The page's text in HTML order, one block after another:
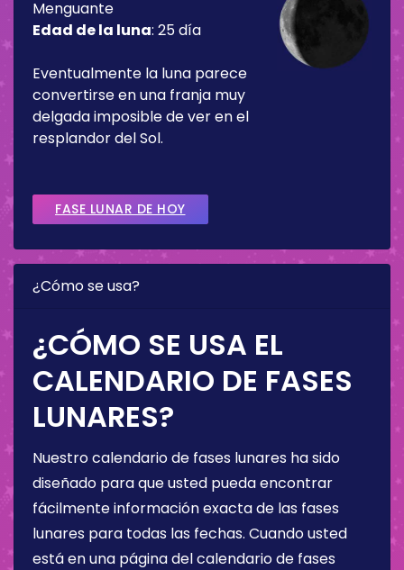
Menguante
Edad de la luna: 25 día
Eventualmente la luna parece
convertirse en una franja muy
delgada imposible de ver en el
resplandor del Sol.
FASE LUNAR DE HOY
¿Cómo se usa?
¿CÓMO SE USA EL
CALENDARIO DE FASES
LUNARES?
Nuestro calendario de fases lunares ha sido
diseñado para que usted pueda encontrar
fácilmente información exacta de las fases
lunares para todas las fechas. Cuando usted
está en una página del calendario de fases